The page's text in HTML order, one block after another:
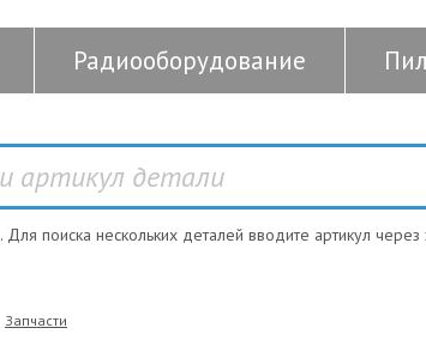
Радиооборудование
. Для поиска нескольких деталей вводите артикул через
Запчасти